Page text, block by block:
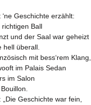
Geschichte erzählt:
richtigen Ball
und der Saal war geheizt
hell überall.
mit bess‘rem Klang,
im Palais Sedan
im Salon
Geschichte war fein,